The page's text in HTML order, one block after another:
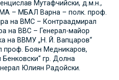
Мутафчийски, д.м.н.,
– МБАЛ Варна – полк. проф.
на ВМС – Контраадмирал
на ВВС – Генерал-майор
на ВВМУ „Н. Й. Вапцаров“
проф. Боян Медникаров,
Бенковски“ гр. Долна
Юлиян Радойски.